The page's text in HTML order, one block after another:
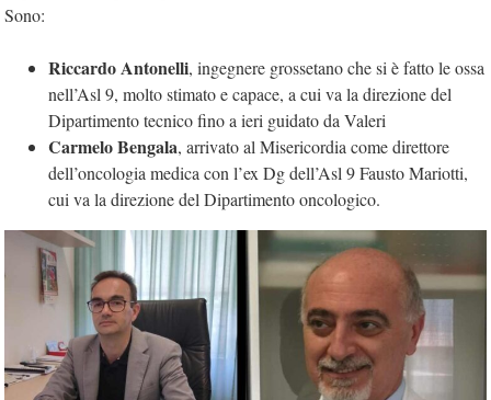
Sono:
Riccardo Antonelli, ingegnere grossetano che si è fatto le ossa
nell’Asl 9, molto stimato e capace, a cui va la direzione del
Dipartimento tecnico fino a ieri guidato da Valeri
Carmelo Bengala, arrivato al Misericordia come direttore
dell’oncologia medica con l’ex Dg dell’Asl 9 Fausto Mariotti,
cui va la direzione del Dipartimento oncologico.